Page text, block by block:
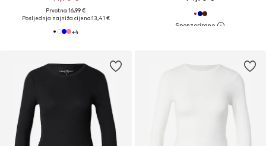
Prvotno: 16,99 €
Posljednja najniža cijena:13,41 €
+4